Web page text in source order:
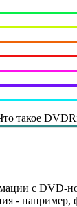
такое
с DVD-
-